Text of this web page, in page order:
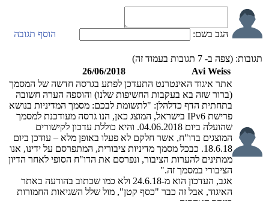
הגב בשם: הוסף תגובה
תגובות: (צפה ב- 7 תגובות בעמוד זה)
Avi Weiss
26/06/2018
אתר איגוד האינטרנט התעדכן לפתע בגרסה חדשה של המסמך
(ברור שזה בא בעקבות החשיפות שלנו) והוספה הערה חשובה
בתחתית הדף כדלהלן: "לתשומת לבכם: מסמך המדיניות בנושא
פרישת IPv6 בישראל, המוצג כאן, הנו גרסה מעודכנת למסמך
שהועלה ביום 04.06.2018. והיא כוללת עדכון לקישורים
המוצגים בדו"ח, אשר חלקם לא פעלו באופן מלא – עודכן ביום
18.6.18. כבכל מסמך מדיניות ציבורית, המתפרסם על ידינו, אנו
ממתינים להערות הציבור, ונפרסם את הדו"ח הסופי לאחר הדיון
הציבורי במסמך זה."
אגב, העדכון הוא מ-24.6.18 ולא כמו שכתוב בהודעה באתר
האיגוד, אבל זה כבר "כסף קטן", מול שלל השגיאות החמורות